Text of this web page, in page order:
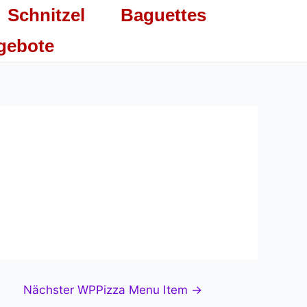
Schnitzel
Baguettes
Nächster WPPizza Menu Item →